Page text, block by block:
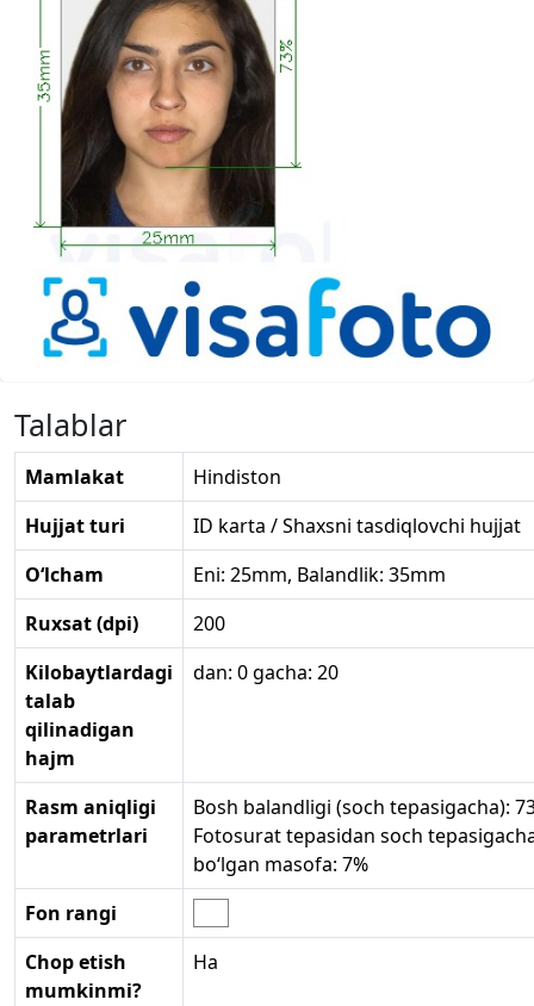
Talablar
Mamlakat
Hindiston
Hujjat turi
ID karta / Shaxsni tasdiqlovchi hujjat
O‘lcham
Eni: 25mm, Balandlik: 35mm
Ruxsat (dpi)
200
Kilobaytlardagi
talab
qilinadigan
hajm
dan: 0 gacha: 20
Rasm aniqligi
parametrlari
Bosh balandligi (soch tepasigacha):
Fotosurat tepasidan soch
bo‘lgan masofa: 7%
Fon rangi
Chop etish
mumkinmi?
Ha